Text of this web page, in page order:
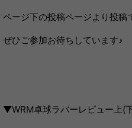
ページ下の投稿ページより投稿
ぜひご参加お待ちしています♪
▼WRM卓球ラバーレビュー上(